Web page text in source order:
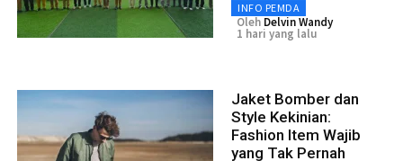
INFO PEMDA
Oleh Delvin Wandy
1 hari yang lalu
Jaket Bomber dan
Style Kekinian:
Fashion Item Wajib
yang Tak Pernah